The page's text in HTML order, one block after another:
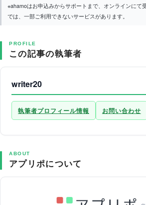
※ahamoはお申込みからサポートまで、オンラインにて
では、一部ご利用できないサービスがあります。
PROFILE
この記事の執筆者
writer20
執筆者プロフィール情報 お問い合わせ
ABOUT
アプリポについて